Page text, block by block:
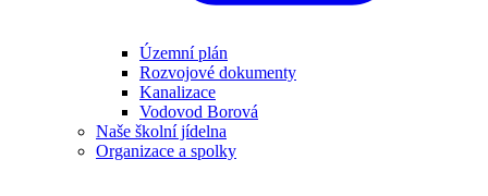
Územní plán
Rozvojové dokumenty
Kanalizace
Vodovod Borová
Naše školní jídelna
Organizace a spolky